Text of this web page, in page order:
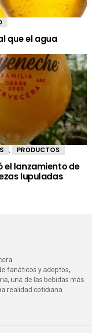
que el agua
PRODUCTOS
el lanzamiento de
lupuladas
fanáticos y adeptos,
una de las bebidas más
realidad cotidiana